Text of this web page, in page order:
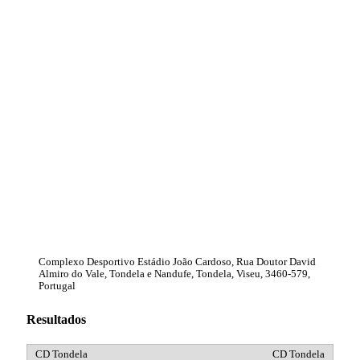
Complexo Desportivo Estádio João Cardoso, Rua Doutor David
Almiro do Vale, Tondela e Nandufe, Tondela, Viseu, 3460-579,
Portugal
Resultados
CD Tondela